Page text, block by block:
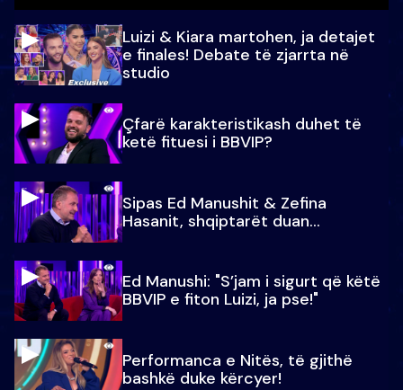
Luizi & Kiara martohen, ja detajet
e finales! Debate të zjarrta në
studio
Çfarë karakteristikash duhet të
ketë fituesi i BBVIP?
Sipas Ed Manushit & Zefina
Hasanit, shqiptarët duan...
Ed Manushi: "S’jam i sigurt që këtë
BBVIP e fiton Luizi, ja pse!"
Performanca e Nitës, të gjithë
bashkë duke kërcyer!